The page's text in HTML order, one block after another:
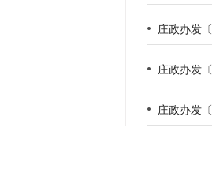
庄政办发